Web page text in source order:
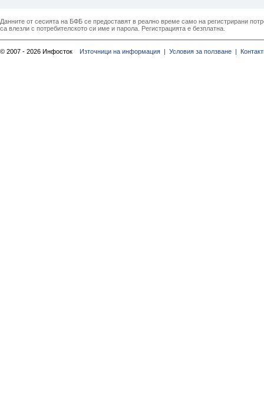
Данните от сесията на БФБ се предоставят в реално време само на регистрирани
са влезли с потребителското си име и парола. Регистрацията е безплатна.
© 2007 - 2026 Инфосток Източници на информация | Условия за ползване |